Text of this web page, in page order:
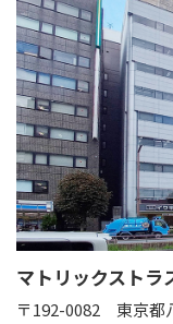
マトリックストラ
〒192-0082 東京都